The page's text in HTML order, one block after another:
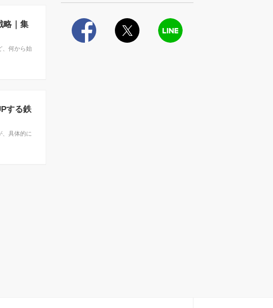
略｜集
、何から始
する鉄
、具体的に
Facebook